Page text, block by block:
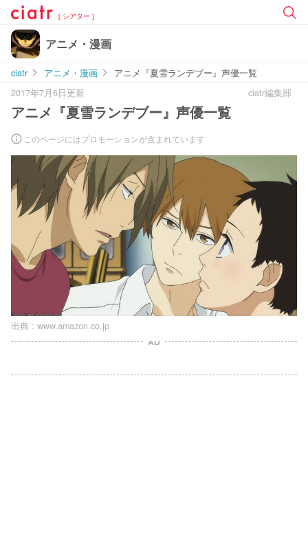
[ シアター ]
アニメ・漫画
ciatr アニメ・漫画
アニメ『夏雪ランデブー』声優一覧
2017年7月6日更新
ciatr編集部
アニメ『夏雪ランデブー』声優一覧
このページにはプロモーションが含まれています
出典 : www.amazon.co.jp
AD